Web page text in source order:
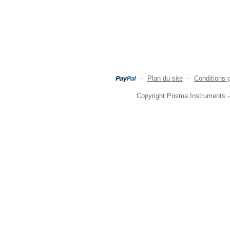
- Plan du site - Conditions
Copyright Prisma Instruments